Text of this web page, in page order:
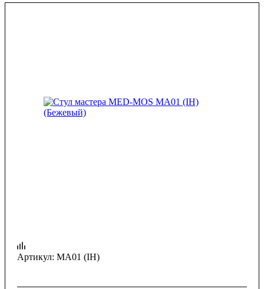
Артикул: MA01 (IH)